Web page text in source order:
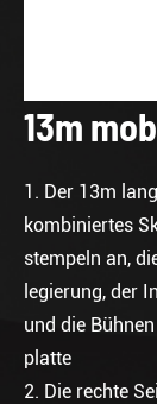
13m
1. Der 13m
kombiniertes
stempeln an,
legierung, der
und die
platte
2. Die rechte